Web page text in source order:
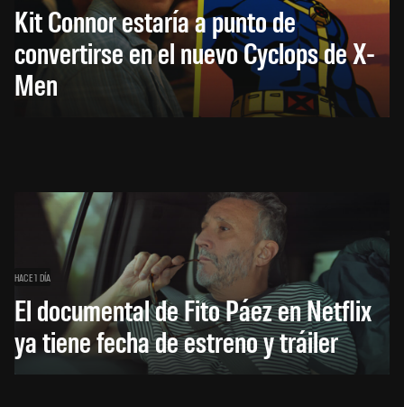
Kit Connor estaría a punto de
convertirse en el nuevo Cyclops de X-
Men
HACE 1 DÍA
El documental de Fito Páez en Netflix
ya tiene fecha de estreno y tráiler